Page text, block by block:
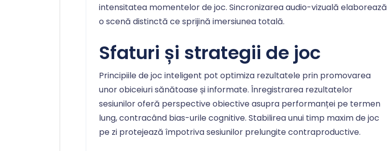
intensitatea momentelor de joc. Sincronizarea audio-vizuală elaborează
o scenă distinctă ce sprijină imersiunea totală.
Sfaturi și strategii de joc
Principiile de joc inteligent pot optimiza rezultatele prin promovarea
unor obiceiuri sănătoase și informate. Înregistrarea rezultatelor
sesiunilor oferă perspective obiective asupra performanței pe termen
lung, contracând bias-urile cognitive. Stabilirea unui timp maxim de joc
pe zi protejează împotriva sesiunilor prelungite contraproductive.